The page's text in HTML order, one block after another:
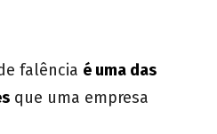
falência é uma das
que uma empresa